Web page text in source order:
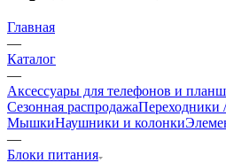
Главная
—
Каталог
—
Аксессуары для телефонов и
Сезонная распродажаПереходники
МышкиНаушники и колонки
—
Блоки питания